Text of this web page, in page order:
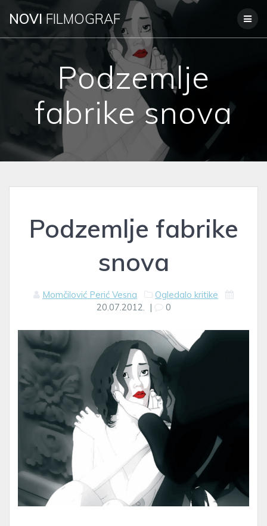
Skip
to
content
NOVI FILMOGRAF
Podzemlje
fabrike snova
Podzemlje fabrike
snova
Momčilović Perić Vesna
Ogledalo kritike
20.07.2012. | 0